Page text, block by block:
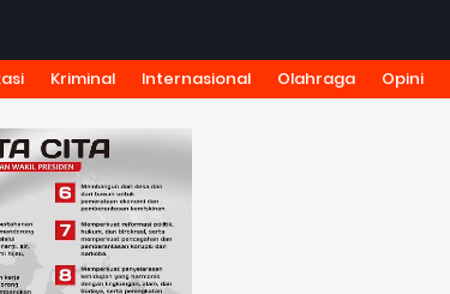
MEDIA SIBER KODE ETIK JURNALISTIK
Kriminal Internasional Olahraga Opini